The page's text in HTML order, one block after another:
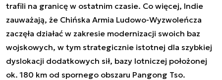
trafili na granicę w ostatnim czasie. Co więcej, Indie
zauważają, że Chińska Armia Ludowo-Wyzwoleńcza
zaczęła działać w zakresie modernizacji swoich baz
wojskowych, w tym strategicznie istotnej dla szybkiej
dyslokacji dodatkowych sił, bazy lotniczej położonej
ok. 180 km od spornego obszaru Pangong Tso.